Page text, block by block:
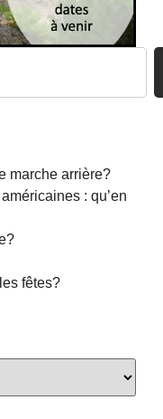
marche arrière?
: qu’en
fêtes?